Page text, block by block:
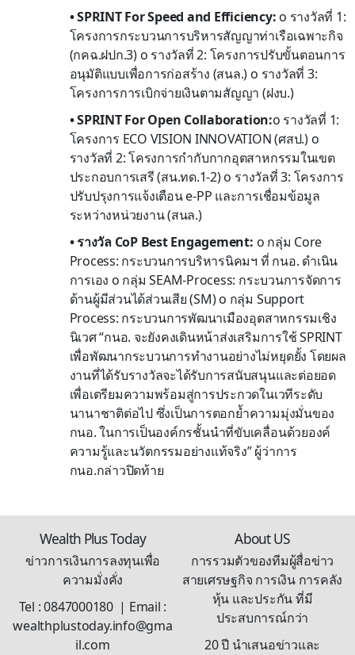
• SPRINT For Speed and Efficiency: o รางวัลที่ 1:
โครงการกระบวนการบริหารสัญญาท่าเรือเฉพาะกิจ
(กคฉ.ฝปก.3) o รางวัลที่ 2: โครงการปรับขั้นตอนการ
อนุมัติแบบเพื่อการก่อสร้าง (สนล.) o รางวัลที่ 3:
โครงการการเบิกจ่ายเงินตามสัญญา (ฝงบ.)
• SPRINT For Open Collaboration:o รางวัลที่ 1:
โครงการ ECO VISION INNOVATION (ศสป.) o
รางวัลที่ 2: โครงการกำกับกากอุตสาหกรรมในเขต
ประกอบการเสรี (สน.ทด.1-2) o รางวัลที่ 3: โครงการ
ปรับปรุงการแจ้งเตือน e-PP และการเชื่อมข้อมูล
ระหว่างหน่วยงาน (สนล.)
• รางวัล CoP Best Engagement: o กลุ่ม Core
Process: กระบวนการบริหารนิคมฯ ที่ กนอ. ดำเนิน
การเอง o กลุ่ม SEAM-Process: กระบวนการจัดการ
ด้านผู้มีส่วนได้ส่วนเสีย (SM) o กลุ่ม Support
Process: กระบวนการพัฒนาเมืองอุตสาหกรรมเชิง
นิเวศ “กนอ. จะยังคงเดินหน้าส่งเสริมการใช้ SPRINT
เพื่อพัฒนากระบวนการทำงานอย่างไม่หยุดยั้ง โดยผล
งานที่ได้รับรางวัลจะได้รับการสนับสนุนและต่อยอด
เพื่อเตรียมความพร้อมสู่การประกวดในเวทีระดับ
นานาชาติต่อไป ซึ่งเป็นการตอกย้ำความมุ่งมั่นของ
กนอ. ในการเป็นองค์กรชั้นนำที่ขับเคลื่อนด้วยองค์
ความรู้และนวัตกรรมอย่างแท้จริง” ผู้ว่าการ
กนอ.กล่าวปิดท้าย
Wealth Plus Today
ข่าวการเงินการลงทุนเพื่อ
ความมั่งคั่ง
Tel : 0847000180 | Email :
wealthplustoday.info@gma
il.com
About US
การรวมตัวของทีมผู้สื่อข่าว
สายเศรษฐกิจ การเงิน การคลัง
หุ้น และประกัน ที่มี
ประสบการณ์กว่า
20 ปี นำเสนอข่าวและ